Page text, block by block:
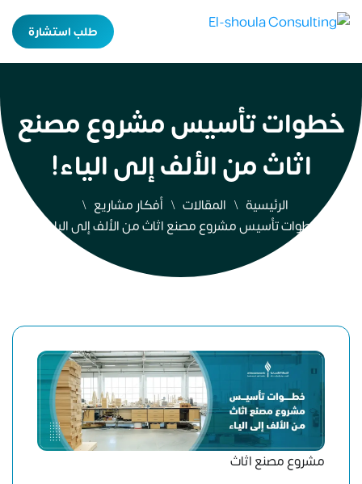
طلب استشارة
خطوات تأسيس مشروع مصنع
اثاث من الألف إلى الياء!
الرئيسية المقالات
أفكار مشاريع
خطوات تأسيس مشروع مصنع اثاث من الألف إلى الياء!
مشروع مصنع اثاث